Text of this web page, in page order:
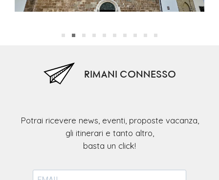
Chiesa Parrocchiale Santa Barbara
RIMANI CONNESSO
Potrai ricevere news, eventi, proposte vacanza,
gli itinerari e tanto altro,